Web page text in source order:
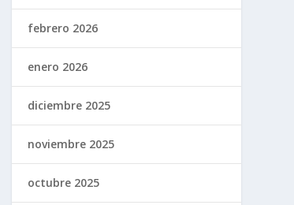
febrero 2026
enero 2026
diciembre 2025
noviembre 2025
octubre 2025